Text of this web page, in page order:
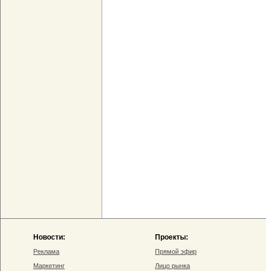
Новости:
Реклама
Маркетинг
Проекты:
Прямой эфир
Лицо рынка